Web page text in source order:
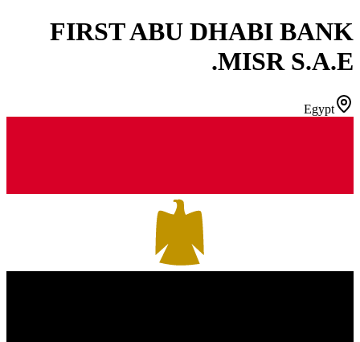
FIRST ABU DHABI BANK
MISR S.A.E.
Egypt